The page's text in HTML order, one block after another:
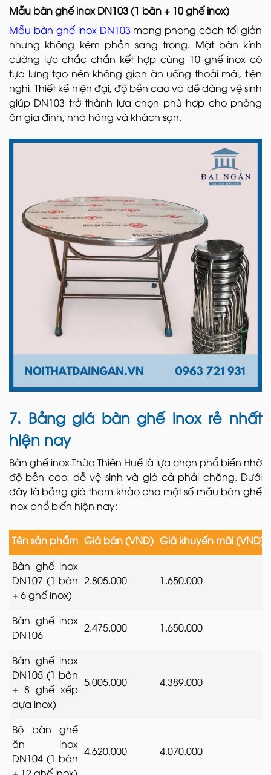
Mẫu bàn ghế inox DN103 (1 bàn + 10 ghế inox)
Mẫu bàn ghế inox DN103 mang phong cách tối giản
nhưng không kém phần sang trọng. Mặt bàn kính
cường lực chắc chắn kết hợp cùng 10 ghế inox có
tựa lưng tạo nên không gian ăn uống thoải mái, tiện
nghi. Thiết kế hiện đại, độ bền cao và dễ dàng vệ sinh
giúp DN103 trở thành lựa chọn phù hợp cho phòng
ăn gia đình, nhà hàng và khách sạn.
7. Bảng giá bàn ghế inox rẻ nhất
hiện nay
Bàn ghế inox Thừa Thiên Huế là lựa chọn phổ biến nhờ
độ bền cao, dễ vệ sinh và giá cả phải chăng. Dưới
đây là bảng giá tham khảo cho một số mẫu bàn ghế
inox phổ biến hiện nay:
Tên sản phẩm Giá bán (VND) Giá khuyến mãi (VND)
Bàn ghế inox
DN107 (1 bàn
+ 6 ghế inox)
2.805.000 1.650.000
Bàn ghế inox
DN106
2.475.000 1.650.000
Bàn ghế inox
DN105 (1 bàn
+ 8 ghế xếp
dựa inox)
5.005.000 4.389.000
Bộ bàn ghế
ăn inox
DN104 (1 bàn
4.620.000 4.070.000